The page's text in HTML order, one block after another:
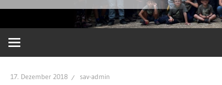
17. Dezember 2018 sav-admin